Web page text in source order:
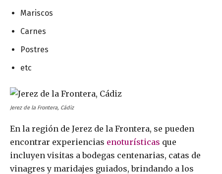
Mariscos
Carnes
Postres
etc
Jerez de la Frontera, Cádiz
En la región de Jerez de la Frontera, se pueden
encontrar experiencias enoturísticas que
incluyen visitas a bodegas centenarias, catas de
vinagres y maridajes guiados, brindando a los